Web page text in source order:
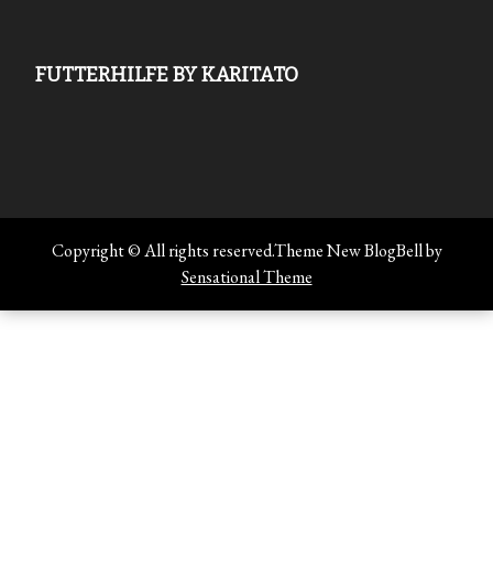
FUTTERHILFE BY KARITATO
Copyright © All rights reserved.Theme New BlogBell by
Sensational Theme